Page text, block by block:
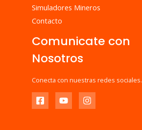
Simuladores Mineros
Contacto
Comunicate con
Nosotros
Conecta con nuestras redes sociales.